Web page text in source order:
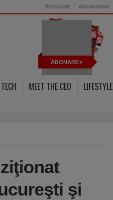
Publicitate Abonamente
ABONARE
TECH MEET THE CEO LIFESTYLE
şi